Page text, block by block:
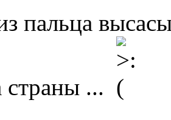
пальца
страны ...